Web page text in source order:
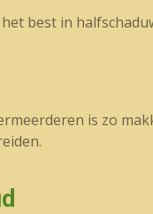
best in
is zo